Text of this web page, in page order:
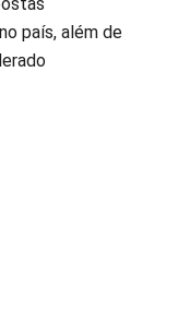
país, além de